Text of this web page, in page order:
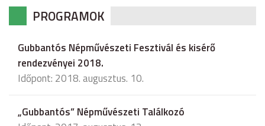
PROGRAMOK
Gubbantós Népművészeti Fesztivál és kisérő
rendezvényei 2018.
Időpont: 2018. augusztus. 10.
„Gubbantós” Népművészeti Találkozó